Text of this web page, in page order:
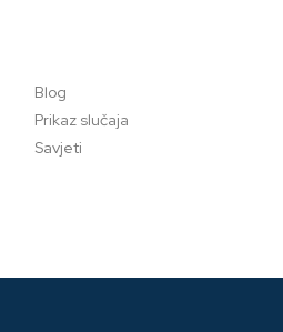
Blog
Prikaz slučaja
Savjeti